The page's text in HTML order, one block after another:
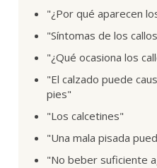
"¿Por qué aparecen
"Síntomas de los
"¿Qué ocasiona los
"El calzado puede
pies"
"Los calcetines"
"Una mala pisada
"No beber suficiente